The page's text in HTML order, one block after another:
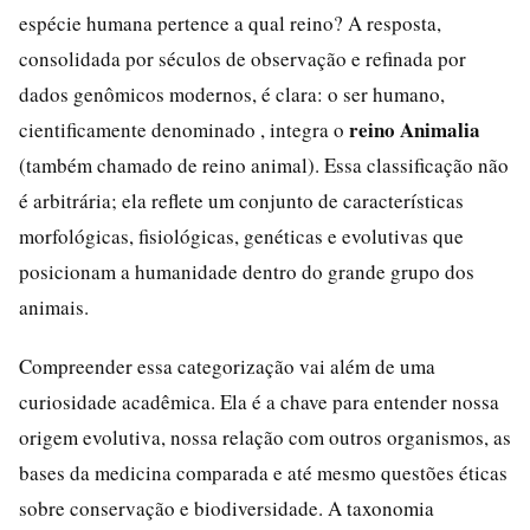
espécie humana pertence a qual reino? A resposta,
consolidada por séculos de observação e refinada por
dados genômicos modernos, é clara: o ser humano,
cientificamente denominado , integra o reino Animalia
(também chamado de reino animal). Essa classificação não
é arbitrária; ela reflete um conjunto de características
morfológicas, fisiológicas, genéticas e evolutivas que
posicionam a humanidade dentro do grande grupo dos
animais.
Compreender essa categorização vai além de uma
curiosidade acadêmica. Ela é a chave para entender nossa
origem evolutiva, nossa relação com outros organismos, as
bases da medicina comparada e até mesmo questões éticas
sobre conservação e biodiversidade. A taxonomia